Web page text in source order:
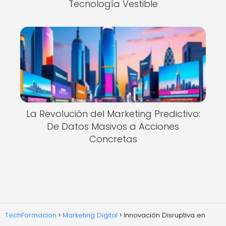
Tecnología Vestible
La Revolución del Marketing Predictivo:
De Datos Masivos a Acciones
Concretas
TechFormacion Marketing Digital Innovación Disruptiva en